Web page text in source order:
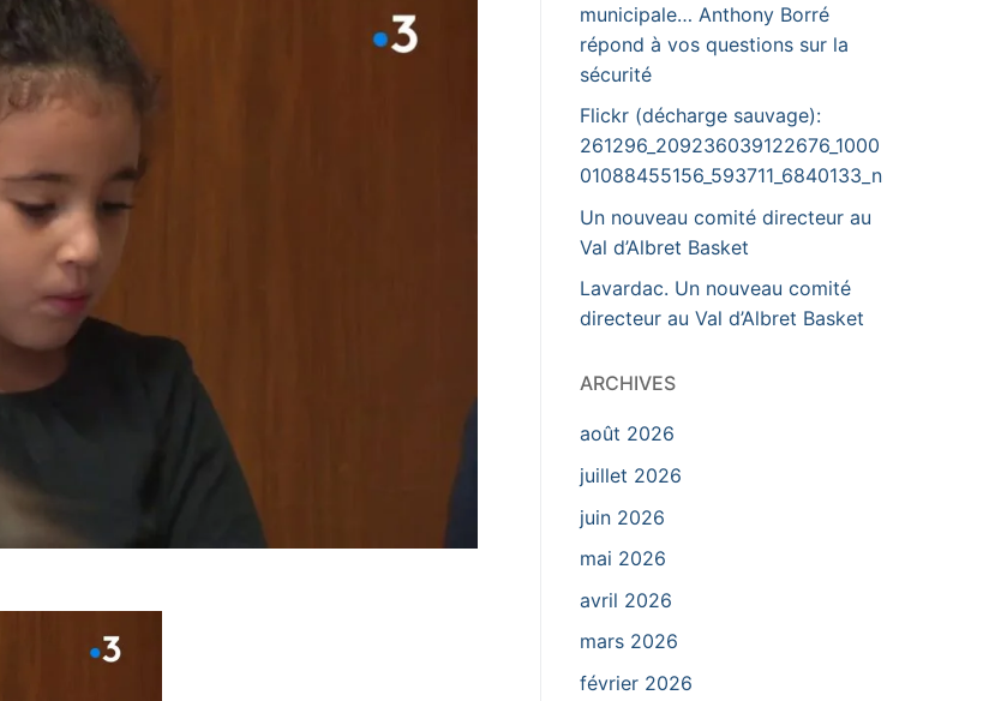
municipale… Anthony Borré
répond à vos questions sur la
sécurité
Flickr (décharge sauvage):
261296_209236039122676_1000
01088455156_593711_6840133_n
Un nouveau comité directeur au
Val d’Albret Basket
Lavardac. Un nouveau comité
directeur au Val d’Albret Basket
ARCHIVES
août 2026
juillet 2026
juin 2026
mai 2026
avril 2026
mars 2026
février 2026